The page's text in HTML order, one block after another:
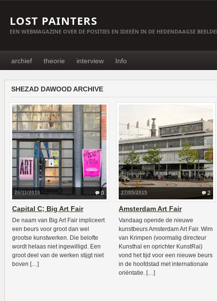
LOST PAINTERS
EEN WEBMAGAZINE OVER DE POSITIES EN IDEEËN IN DE HEDENDAAGSE
archief theorie interview Info
SHEZAD DAWOOD ARCHIVE
0
26/11/2016
Capital C; Big Art Fair
De naam van Big Art Fair impliceert
een beurs voor groot dan wel
grootse kunstwerken. Die belofte
wordt helaas niet ingewilligd. Een
groot deel van de werken stijgt niet
boven […]
2
27/05/2015
Amsterdam Art Fair
Vandaag opende de nieuwe
kunstbeurs Amsterdam Art Fair. Wim
van Krimpen (voormalig directeur
Kunsthal en oprichter KunstRai)
vond het tijd voor een nieuwe beurs
in de hoofdstad met internationale
oriëntatie. […]